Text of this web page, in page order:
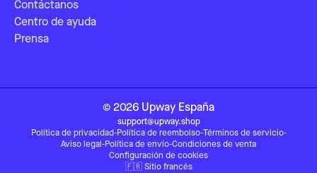
Contáctanos
Centro de ayuda
Prensa
© 2026 Upway España
support@upway.shop
Política de privacidad-Política de reembolso-Términos de servicio-
Aviso legal -Política de envío-Condiciones de venta
Configuración de cookies
🇫🇷 Sitio francés